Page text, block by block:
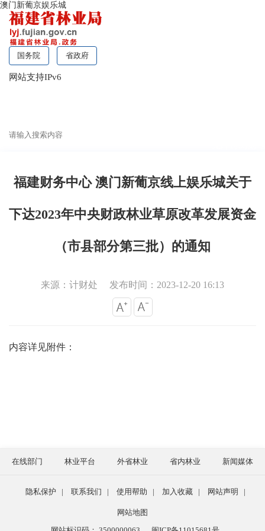
澳门新葡京娱乐城
国务院 省政府
网站支持IPv6
福建财务中心 澳门新葡京线上娱乐城关于
下达2023年中央财政林业草原改革发展资金
（市县部分第三批）的通知
来源：计财处 发布时间：2023-12-20 16:13
内容详见附件：
在线部门 林业平台 外省林业 省内林业 新闻媒体
隐私保护 | 联系我们 | 使用帮助 | 加入收藏 | 网站声明 |
网站地图